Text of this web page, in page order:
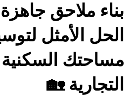
بناء ملاحق
الحل الأمثل
مساحتك السكنية
التجارية 🏡